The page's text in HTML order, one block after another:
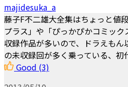
majidesuka_a
藤子F不二雄大全集はちょっと値
プラス」や「ぴっかぴかコミッ
収録作品が多いので、ドラえもん
の未収録回が多く乗っている、初
Good (3)